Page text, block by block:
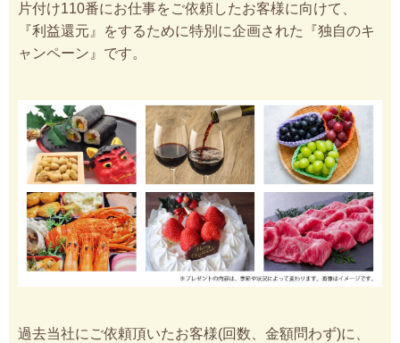
片付け110番にお仕事をご依頼したお客様に向けて、
『利益還元』をするために特別に企画された『独自のキ
ャンペーン』です。
過去当社にご依頼頂いたお客様(回数、金額問わず)に、